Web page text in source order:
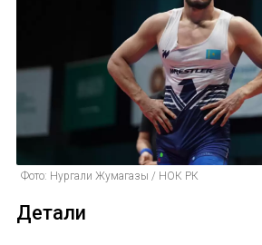
Фото: Нургали Жумагазы / НОК РК
Детали